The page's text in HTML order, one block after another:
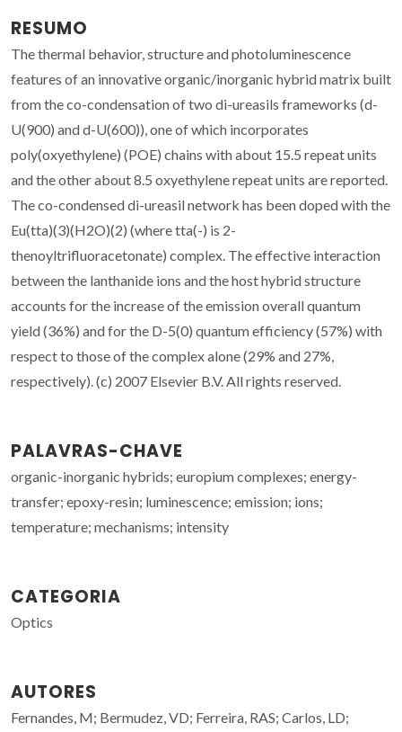
RESUMO
The thermal behavior, structure and photoluminescence
features of an innovative organic/inorganic hybrid matrix built
from the co-condensation of two di-ureasils frameworks (d-
U(900) and d-U(600)), one of which incorporates
poly(oxyethylene) (POE) chains with about 15.5 repeat units
and the other about 8.5 oxyethylene repeat units are reported.
The co-condensed di-ureasil network has been doped with the
Eu(tta)(3)(H2O)(2) (where tta(-) is 2-
thenoyltrifluoracetonate) complex. The effective interaction
between the lanthanide ions and the host hybrid structure
accounts for the increase of the emission overall quantum
yield (36%) and for the D-5(0) quantum efficiency (57%) with
respect to those of the complex alone (29% and 27%,
respectively). (c) 2007 Elsevier B.V. All rights reserved.
PALAVRAS-CHAVE
organic-inorganic hybrids; europium complexes; energy-
transfer; epoxy-resin; luminescence; emission; ions;
temperature; mechanisms; intensity
CATEGORIA
Optics
AUTORES
Fernandes, M; Bermudez, VD; Ferreira, RAS; Carlos, LD;